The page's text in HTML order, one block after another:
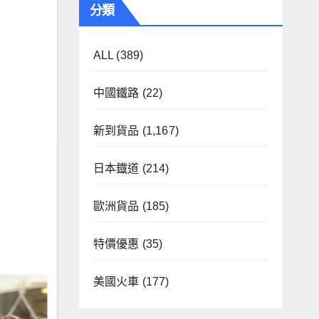
分類
ALL (389)
中國鐵路 (22)
新到貨品 (1,167)
日本鐡道 (214)
歐洲貨品 (185)
特價優惠 (35)
美國火車 (177)